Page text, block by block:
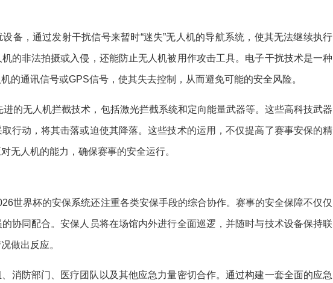
备，通过发射干扰信号来暂时“迷失”无人机的导航系统，使其无法继续执行
的非法拍摄或入侵，还能防止无人机被用作攻击工具。电子干扰技术是一种
的通讯信号或GPS信号，使其失去控制，从而避免可能的安全风险。
的无人机拦截技术，包括激光拦截系统和定向能量武器等。这些高科技武器
行动，将其击落或迫使其降落。这些技术的运用，不仅提高了赛事安保的精
无人机的能力，确保赛事的安全运行。
世界杯的安保系统还注重各类安保手段的综合协作。赛事的安全保障不仅仅
协同配合。安保人员将在场馆内外进行全面巡逻，并随时与技术设备保持联
做出反应。
消防部门、医疗团队以及其他应急力量密切合作。通过构建一套全面的应急